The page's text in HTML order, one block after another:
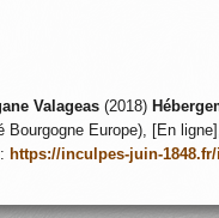
Valageas(2018)
Bourgogne Europe), [En
https://inculpes-juin-